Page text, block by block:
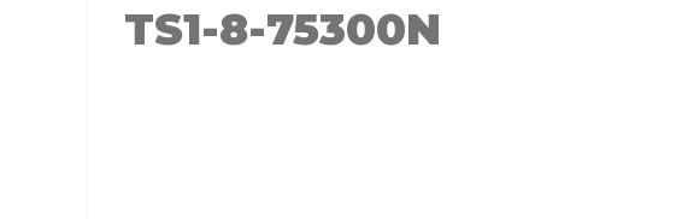
TS1-8-75300N